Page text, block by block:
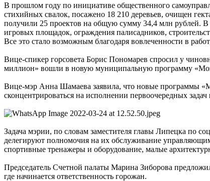
В прошлом году по инициативе общественного
стихийных свалок, посажено 18 210 деревьев, очищен
получили 25 проектов на общую сумму 34,4 млн рублей. В
игровых площадок, ограждения палисадников,
Все это стало возможным благодаря вовлеченности в
Вице-спикер горсовета Борис Пономарев спросил у
миллион» вошли в новую муниципальную программу «Мой
Вице-мэр Анна Шамаева заявила, что новые программы
сконцентрироваться на исполнении первоочередных
Задача мэрии, по словам заместителя главы Липецка по
делегируют полномочия на их обслуживание
спортивные тренажеры и оборудование, малые
Председатель Счетной палаты Марина Зиборова
где начинается ответственность горожан.